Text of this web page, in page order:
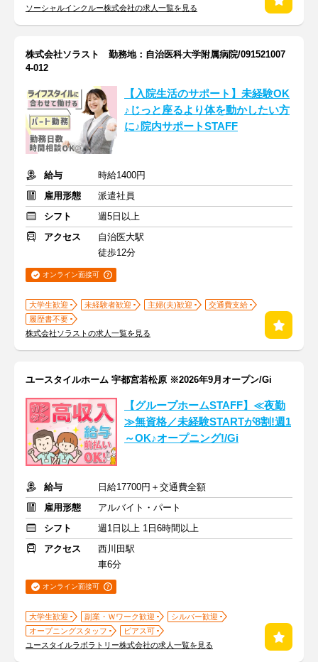
ソーシャルインクルー株式会社の求人一覧を見る
株式会社ソラスト 勤務地：自治医科大学附属病院/091521007
4-012
【入院生活のサポート】未経験OK
♪じっと座るより体を動かしたい方
に♪院内サポートSTAFF
給与
時給1400円
雇用形態
派遣社員
シフト
週5日以上
アクセス
自治医大駅
徒歩12分
オンライン面接可
大学生歓迎 未経験者歓迎 主婦(夫)歓迎
交通費支給
履歴書不要
株式会社ソラストの求人一覧を見る
ユースタイルホーム 宇都宮若松原 ※2026年9月オープン/Gi
【グループホームSTAFF】≪夜勤
≫無資格／未経験STARTが8割!週1
～OK♪オープニング!/Gi
給与
日給17700円＋交通費全額
雇用形態
アルバイト・パート
シフト
週1日以上 1日6時間以上
アクセス
西川田駅
車6分
オンライン面接可
大学生歓迎 副業・Ｗワーク歓迎
シルバー歓迎
オープニングスタッフ
ピアス可
ユースタイルラボラトリー株式会社の求人一覧を見る